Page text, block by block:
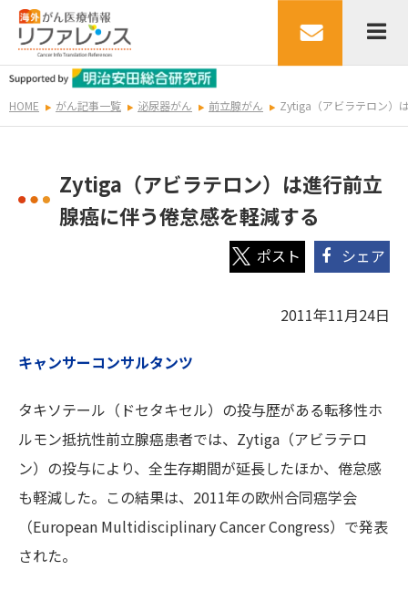
HOME がん記事一覧 泌尿器がん 前立腺がん Zytiga（アビラテロン）
Zytiga（アビラテロン）は進行前立
腺癌に伴う倦怠感を軽減する
シェア
2011年11月24日
キャンサーコンサルタンツ
タキソテール（ドセタキセル）の投与歴がある転移性ホ
ルモン抵抗性前立腺癌患者では、Zytiga（アビラテロ
ン）の投与により、全生存期間が延長したほか、倦怠感
も軽減した。この結果は、2011年の欧州合同癌学会
（European Multidisciplinary Cancer Congress）で発表
された。